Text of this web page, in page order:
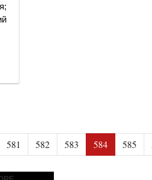
581 582 583 584 585